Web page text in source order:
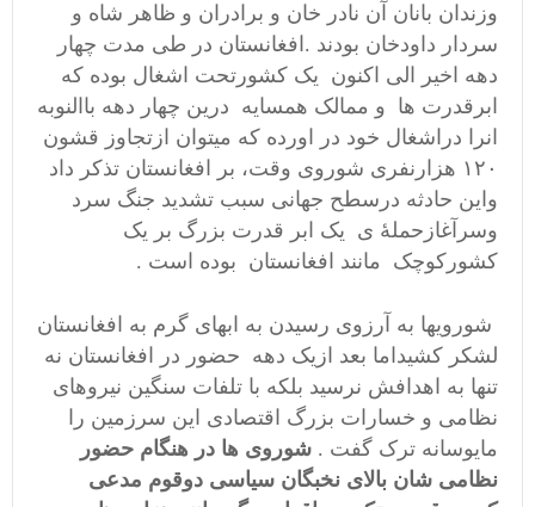
وزندان بانان آن نادر خان و برادران و ظاهر شاه و
سردار داودخان بودند .افغانستان در طی مدت چهار
دهه اخیر الی اکنون یک کشورتحت اشغال بوده که
ابرقدرت ها و ممالک همسایه درین چهار دهه باالنوبه
انرا دراشغال خود در اورده که میتوان ازتجاوز قشون
۱۲۰ هزارنفری شوروی وقت، بر افغانستان تذکر داد
واین حادثه درسطح جهانی سبب تشدید جنگ سرد
وسرآغازحملۀ ی يک ابر قدرت بزرگ بر يک
کشورکوچک مانند افغانستان بوده است .
شورویها به آرزوی رسیدن به ابهای گرم به افغانستان
لشکر کشیداما بعد ازیک دهه حضور در افغانستان نه
تنها به اهدافش نرسید بلکه با تلفات سنگین نیروهای
نظامی و خسارات بزرگ اقتصادی این سرزمین را
مایوسانه ترک گفت . شوروی ها در هنگام حضور
نظامی شان بالای نخبگان سیاسی دوقوم مدعی